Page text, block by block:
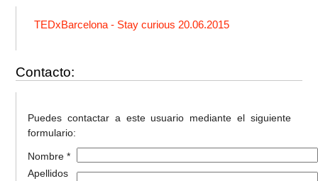
TEDxBarcelona - Stay curious 20.06.2015
Contacto:
Puedes contactar a este usuario mediante el siguiente
formulario:
Nombre *
Apellidos